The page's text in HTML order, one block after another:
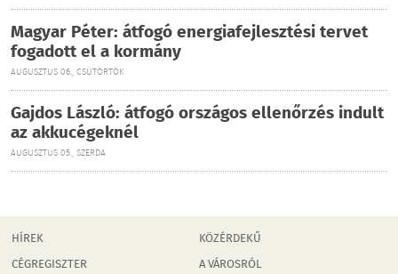
Magyar Péter: átfogó energiafejlesztési tervet
fogadott el a kormány
AUGUSZTUS 06., CSÜTÖRTÖK
Gajdos László: átfogó országos ellenőrzés indult
az akkucégeknél
AUGUSZTUS 05., SZERDA
HÍREK
CÉGREGISZTER
KÖZÉRDEKŰ
A VÁROSRÓL